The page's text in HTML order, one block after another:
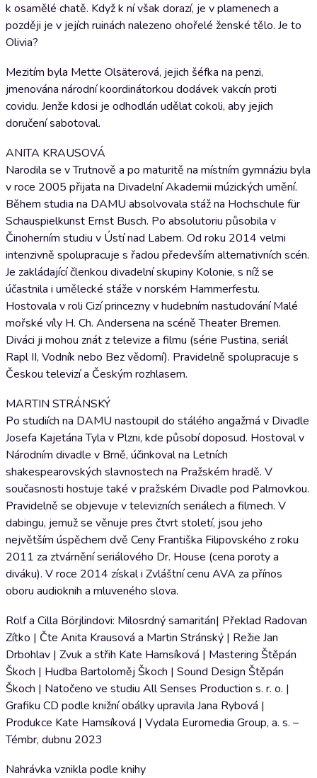
k osamělé chatě. Když k ní však dorazí, je v plamenech a
později je v jejích ruinách nalezeno ohořelé ženské tělo. Je to
Olivia?
Mezitím byla Mette Olsäterová, jejich šéfka na penzi,
jmenována národní koordinátorkou dodávek vakcín proti
covidu. Jenže kdosi je odhodlán udělat cokoli, aby jejich
doručení sabotoval.
ANITA KRAUSOVÁ
Narodila se v Trutnově a po maturitě na místním gymnáziu byla
v roce 2005 přijata na Divadelní Akademii múzických umění.
Během studia na DAMU absolvovala stáž na Hochschule für
Schauspielkunst Ernst Busch. Po absolutoriu působila v
Činoherním studiu v Ústí nad Labem. Od roku 2014 velmi
intenzivně spolupracuje s řadou především alternativních scén.
Je zakládající členkou divadelní skupiny Kolonie, s níž se
účastnila i umělecké stáže v norském Hammerfestu.
Hostovala v roli Cizí princezny v hudebním nastudování Malé
mořské víly H. Ch. Andersena na scéně Theater Bremen.
Diváci ji mohou znát z televize a filmu (série Pustina, seriál
Rapl II, Vodník nebo Bez vědomí). Pravidelně spolupracuje s
Českou televizí a Českým rozhlasem.
MARTIN STRÁNSKÝ
Po studiích na DAMU nastoupil do stálého angažmá v Divadle
Josefa Kajetána Tyla v Plzni, kde působí doposud. Hostoval v
Národním divadle v Brně, účinkoval na Letních
shakespearovských slavnostech na Pražském hradě. V
současnosti hostuje také v pražském Divadle pod Palmovkou.
Pravidelně se objevuje v televizních seriálech a filmech. V
dabingu, jemuž se věnuje pres čtvrt století, jsou jeho
největším úspěchem dvě Ceny Františka Filipovského z roku
2011 za ztvárnění seriálového Dr. House (cena poroty a
diváku). V roce 2014 získal i Zvláštní cenu AVA za přínos
oboru audioknih a mluveného slova.
Rolf a Cilla Börjlindovi: Milosrdný samaritán| Překlad Radovan
Zítko | Čte Anita Krausová a Martin Stránský | Režie Jan
Drbohlav | Zvuk a střih Kate Hamsíková | Mastering Štěpán
Škoch | Hudba Bartoloměj Škoch | Sound Design Štěpán
Škoch | Natočeno ve studiu All Senses Production s. r. o. |
Grafiku CD podle knižní obálky upravila Jana Rybová |
Produkce Kate Hamsíková | Vydala Euromedia Group, a. s. –
Témbr, dubnu 2023
Nahrávka vznikla podle knihy